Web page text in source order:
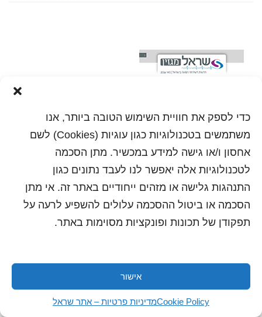
כדי לספק את חוויית השימוש הטובה ביותר, אנו
משתמשים בטכנולוגיות כגון עוגיות (Cookies) לשם
אחסון ו/או גישה למידע במכשיר. מתן הסכמה
לטכנולוגיות אלה יאפשר לנו לעבד נתונים כגון
התנהגות גלישה או מזהים ייחודיים באתר זה. אי מתן
הסכמה או ביטול ההסכמה עלולים להשפיע לרעה על
תפקודן של תכונות ופונקציות מסוימות באתר.
אישור
Cookie Policyמדיניות פרטיות – אתר שראל
כל הזכויות שמורות לשראל 2018 | עיצוב ותכנות: סטודיו
"היוצרים"